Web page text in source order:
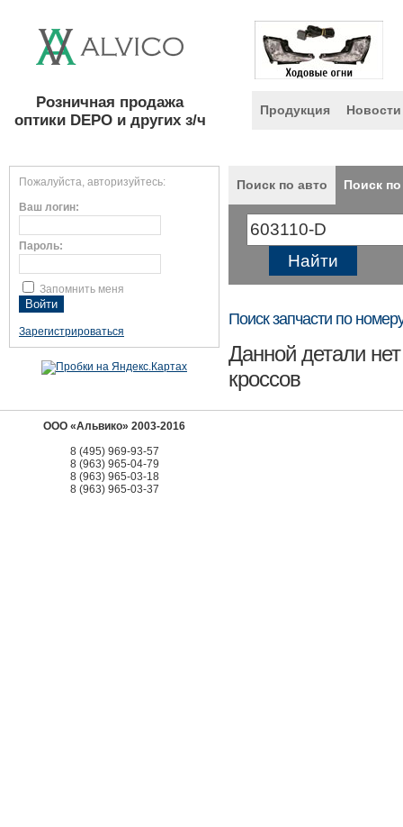
Розничная продажа
оптики DEPO и других з/ч
Продукция Новости
Пожалуйста, авторизуйтесь:
Ваш логин:
Пароль:
Запомнить меня
Зарегистрироваться
Поиск по авто Поиск
Поиск запчасти по
Данной детали
кроссов
ООО «Альвико» 2003-2016
8 (495) 969-93-57
8 (963) 965-04-79
8 (963) 965-03-18
8 (963) 965-03-37